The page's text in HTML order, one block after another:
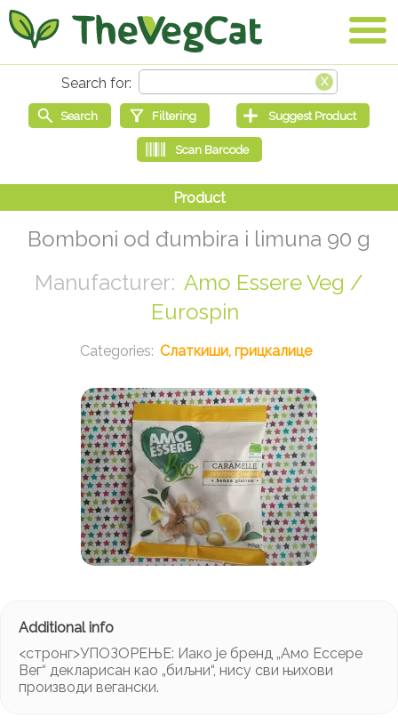
Bomboni od đumbira i limuna 90 g
Amo Essere Veg /
Eurospin
Слаткиши, грицкалице
<стронг>УПОЗОРЕЊЕ: Иако је бренд „Амо Ессере
Вег“ декларисан као „биљни“, нису сви њихови
производи вегански.